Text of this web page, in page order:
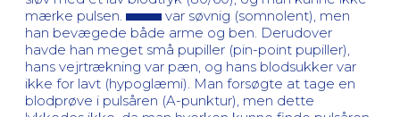
mærke pulsen.
var søvnig (somnolent), men
han bevægede både arme og ben. Derudover
havde han meget små pupiller (pin-point pupiller),
hans vejrtrækning var pæn, og hans blodsukker var
ikke for lavt (hypoglæmi). Man forsøgte at tage en
blodprøve i pulsåren (A-punktur), men dette